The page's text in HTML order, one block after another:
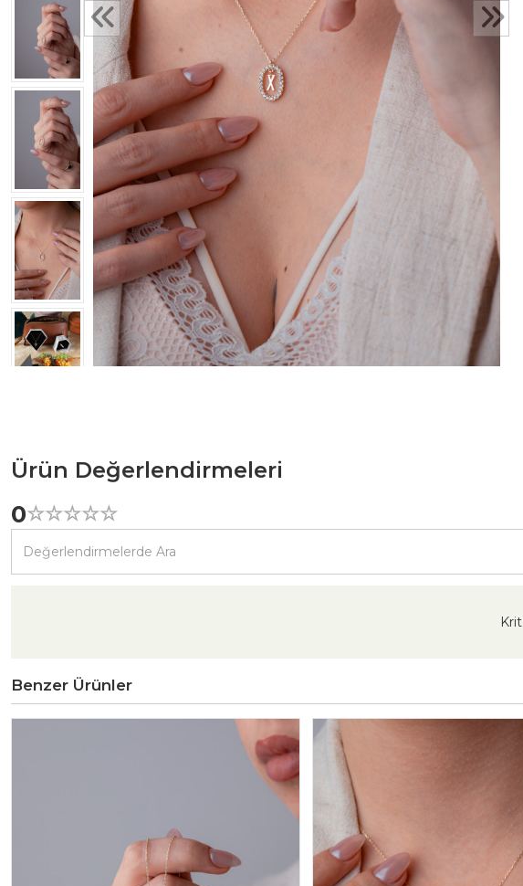
Ürün Değerlendirmeleri
0☆☆☆☆☆
★★★★★
Benzer Ürünler